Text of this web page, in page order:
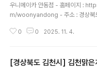
우니메이카 안동점 - 홈페이지 :
m/woonyandong - 주소 : 경상북
리 잡았다. 캠핑장에는 파쇄석으로 이
있어 편리하다. 카라반 5대도 함께
0 0 2025. 11. 4.
[경상북도 김천시] 김천맑은